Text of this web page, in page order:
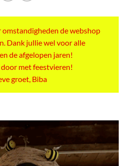
omstandigheden de webshop
Dank jullie wel voor alle
de afgelopen jaren!
met feestvieren!
groet, Biba